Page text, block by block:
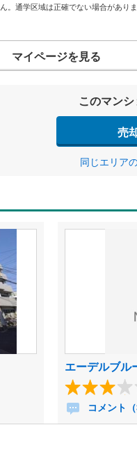
。通学区域は正確でない場合があり
マイページを見る
このマン
売
同じエリア
エーデルブル
コメント（